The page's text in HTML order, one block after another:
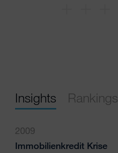
Insights Rankings
2009
Immobilienkredit Krise